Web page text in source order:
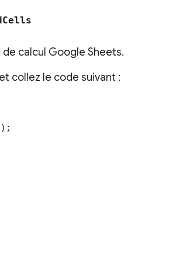
calcul Google Sheets.
collez le code suivant :